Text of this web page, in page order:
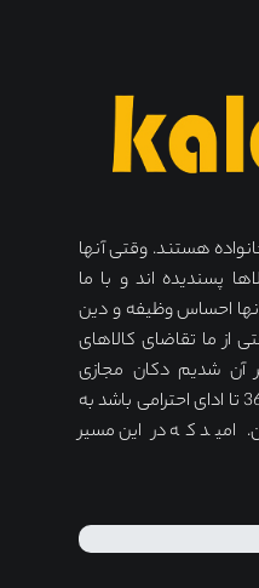
هستند. وقتی آنها
پسندیده اند و با ما
احساس وظیفه و دین
از ما تقاضای کالاهای
آن شدیم دکان مجازی
دیگری بگشائیم با نام کالا 360 تا ادای احترامی باشد به
امید که در این مسیر